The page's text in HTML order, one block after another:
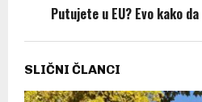
Putujete u EU? Evo kako
SLIČNI ČLANCI